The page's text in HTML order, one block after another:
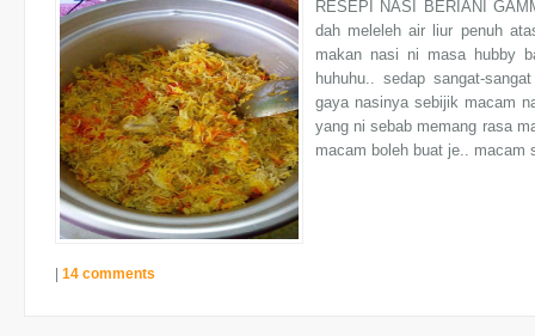
RESEPI NASI BERIANI
dah meleleh air liur penuh
makan nasi ni masa hubby
huhuhu.. sedap sangat-
gaya nasinya sebijik macam
yang ni sebab memang rasa
macam boleh buat je.. macam
| 14 comments